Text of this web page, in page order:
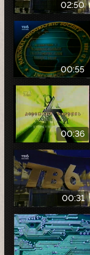
02:50
00:55
00:36
00:31